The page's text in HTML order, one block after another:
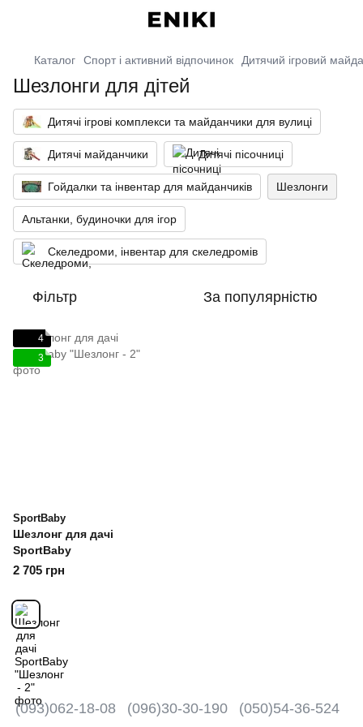
Каталог Спорт і активний відпочинок Дитячий ігровий
Шезлонги для дітей
Дитячі ігрові комплекси та майданчики для вулиці
Дитячі майданчики Дитячі пісочниці
Гойдалки та інвентар для майданчиків Шезлонги
Альтанки, будиночки для ігор
Скеледроми, інвентар для скеледромів
Фільтр За популярністю
4
3
SportBaby
Шезлонг для дачі
SportBaby
2 705 грн
(093)062-18-08 (096)30-30-190 (050)54-36-524